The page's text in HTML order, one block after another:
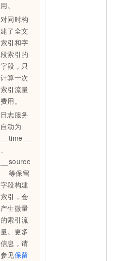
用。
对同时构
建了全文
索引和字
段索引的
字段，只
计算一次
索引流量
费用。
日志服务
自动为
__time__
、
__source
__等保留
字段构建
索引，会
产生微量
的索引流
量。更多
信息，请
参见保留